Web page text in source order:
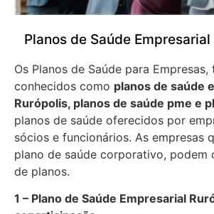
Planos de Saúde Empresarial
Os Planos de Saúde para Empresas,
conhecidos como planos de saúde
Rurópolis, planos de saúde pme e
planos de saúde oferecidos por
sócios e funcionários. As empresas
plano de saúde corporativo,
de planos.
1 – Plano de Saúde Empresarial